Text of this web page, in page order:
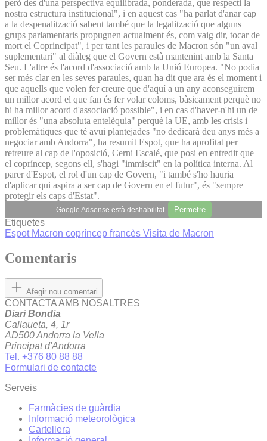
però des d'una perspectiva equilibrada, ponderada, que respecti la
nostra estructura institucional", i en aquest cas "ha parlat d'anar cap
a la despenalització sabent també que la legalització que alguns
grups parlamentaris propugnen actualment és, com vaig dir, tocar de
mort el Coprincipat", i per tant les paraules de Macron són "un aval
suplementari" al diàleg que el Govern està mantenint amb la Santa
Seu. L'altre és l'acord d'associació amb la Unió Europea. "No podia
ser més clar en les seves paraules, quan ha dit que ara és el moment i
que aquells que volen fer creure que d'aquí a un any aconseguirem
un millor acord el que fan és fer volar coloms, bàsicament perquè no
hi ha millor acord d'associació possible", i en cas d'haver-n'hi un de
millor és "una absoluta entelèquia" perquè la UE, amb les crisis i
problemàtiques que té avui plantejades "no dedicarà deu anys més a
negociar amb Andorra", ha resumit Espot, que ha aprofitat per
retreure al cap de l'oposició, Cerni Escalé, que posi en entredit que
el copríncep, segons ell, s'hagi "immiscit" en la política interna. Al
parer d'Espot, el rol d'un cap de Govern, "i també s'ho hauria
d'aplicar qui aspira a ser cap de Govern en el futur", és "sempre
protegir els caps d'Estat".
Google Adsense està deshabilitat. Permetre
Etiquetes
Espot Macron copríncep francès Visita de Macron
Comentaris
Afegir nou comentari
CONTACTA AMB NOSALTRES
Diari Bondia
Callaueta, 4, 1r
AD500 Andorra la Vella
Principat d'Andorra
Tel. +376 80 88 88
Formulari de contacte
Serveis
Farmàcies de guàrdia
Informació meteorològica
Cartellera